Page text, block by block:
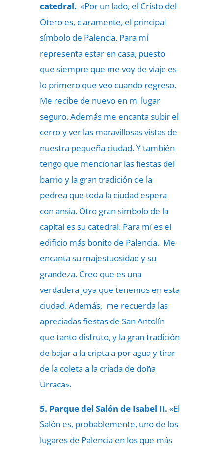
catedral. «Por un lado, el Cristo del
Otero es, claramente, el principal
símbolo de Palencia. Para mí
representa estar en casa, puesto
que siempre que me voy de viaje es
lo primero que veo cuando regreso.
Me recibe de nuevo en mi lugar
seguro. Además me encanta subir el
cerro y ver las maravillosas vistas de
nuestra pequeña ciudad. Y también
tengo que mencionar las fiestas del
barrio y la gran tradición de la
pedrea que toda la ciudad espera
con ansia. Otro gran simbolo de la
capital es su catedral. Para mí es el
edificio más bonito de Palencia. Me
encanta su majestuosidad y su
grandeza. Creo que es una
verdadera joya que tenemos en esta
ciudad. Además, me recuerda las
apreciadas fiestas de San Antolín
que tanto disfruto, y la gran tradición
de bajar a la cripta a por agua y tirar
de la coleta a la criada de doña
Urraca».
5. Parque del Salón de Isabel II. «El
Salón es, probablemente, uno de los
lugares de Palencia en los que más